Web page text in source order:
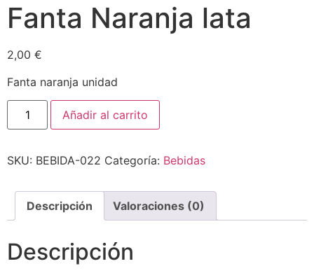
Fanta Naranja lata
2,00 €
Fanta naranja unidad
Añadir al carrito
SKU: BEBIDA-022 Categoría: Bebidas
Descripción Valoraciones (0)
Descripción